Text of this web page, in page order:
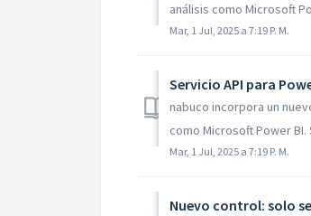
análisis como Microsoft
Mar, 1 Jul, 2025 a 7:19 P. M.
Servicio API para
nabuco incorpora un
como Microsoft Power
Mar, 1 Jul, 2025 a 7:19 P. M.
Nuevo control: solo